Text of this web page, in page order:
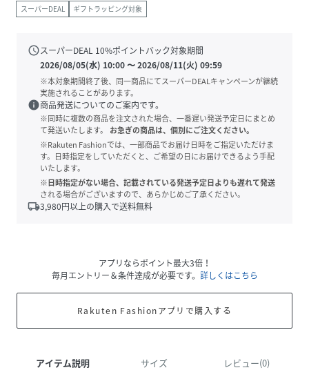
スーパーDEAL ギフトラッピング対象
scheduleスーパーDEAL 10%ポイントバック対象期間
2026/08/05(水) 10:00〜2026/08/11(火) 09:59
※本対象期間終了後、同一商品にてスーパーDEALキャンペーンが継続
実施されることがあります。
info商品発送についてのご案内です。
※同時に複数の商品を注文された場合、一番遅い発送予定日にまとめ
て発送いたします。
お急ぎの商品は、個別にご注文ください。
※Rakuten Fashionでは、一部商品でお届け日時をご指定いただけま
す。日時指定をしていただくと、ご希望の日にお届けできるよう手配
いたします。
※日時指定がない場合、記載されている発送予定日よりも遅れて発送
される場合がございますので、あらかじめご了承ください。
local_shipping3,980円以上の購入で送料無料
アプリならポイント最大3倍！
毎月エントリー＆条件達成が必要です。 詳しくはこちら
Rakuten Fashionアプリで購入する
アイテム説明 サイズ レビュー(0)